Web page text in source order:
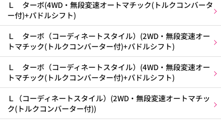
Ｌ ターボ(4WD・無段変速オートマチック(トルクコンバータ
ー付)+パドルシフト)
Ｌ ターボ（コーディネートスタイル）(2WD・無段変速オー
トマチック(トルクコンバーター付)+パドルシフト)
Ｌ ターボ（コーディネートスタイル）(4WD・無段変速オー
トマチック(トルクコンバーター付)+パドルシフト)
Ｌ（コーディネートスタイル）(2WD・無段変速オートマチッ
ク(トルクコンバーター付))